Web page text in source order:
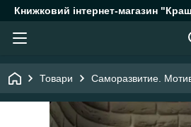
Книжковий інтернет-магазин
Товари Саморазвитие.